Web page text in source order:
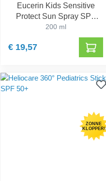
Eucerin Kids Sensitive
Protect Sun Spray SPF
50+
200 ml
€ 19,57
ZONNE
KLOPPER!